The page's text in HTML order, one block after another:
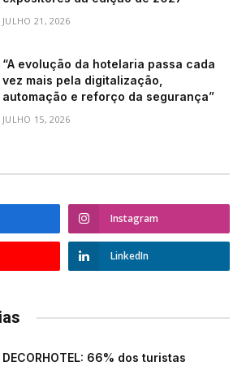
JULHO 21, 2026
“A evolução da hotelaria passa cada
vez mais pela digitalização,
automação e reforço da segurança”
JULHO 15, 2026
Instagram
LinkedIn
DECORHOTEL: 66% dos turistas